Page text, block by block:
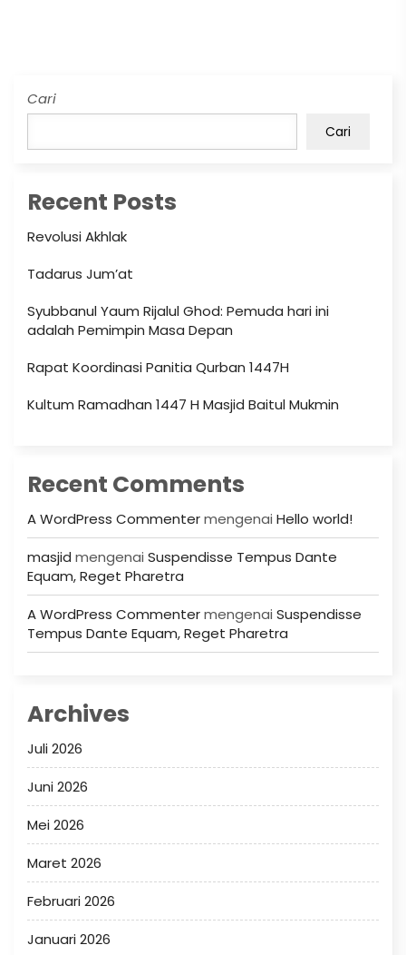
Cari
Cari
Recent Posts
Revolusi Akhlak
Tadarus Jum’at
Syubbanul Yaum Rijalul Ghod: Pemuda hari ini
adalah Pemimpin Masa Depan
Rapat Koordinasi Panitia Qurban 1447H
Kultum Ramadhan 1447 H Masjid Baitul Mukmin
Recent Comments
A WordPress Commentermengenai Hello world!
masjid mengenai Suspendisse Tempus Dante
Equam, Reget Pharetra
A WordPress Commentermengenai Suspendisse
Tempus Dante Equam, Reget Pharetra
Archives
Juli 2026
Juni 2026
Mei 2026
Maret 2026
Februari 2026
Januari 2026